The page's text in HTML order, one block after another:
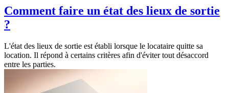
Comment faire un état des lieux de sortie
?
L'état des lieux de sortie est établi lorsque le locataire quitte sa
location. Il répond à certains critères afin d'éviter tout désaccord
entre les parties.